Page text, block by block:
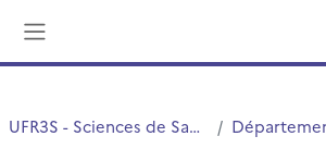
UFR3S - Sciences de Santé et du Sport